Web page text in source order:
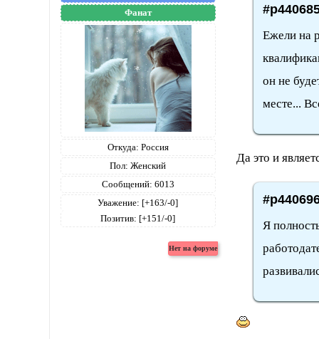
Фанат
Откуда: Россия
Пол: Женский
Сообщений: 6013
Уважение: [+163/-0]
Позитив: [+151/-0]
Ежели на
он не
месте...
Да это и
Я